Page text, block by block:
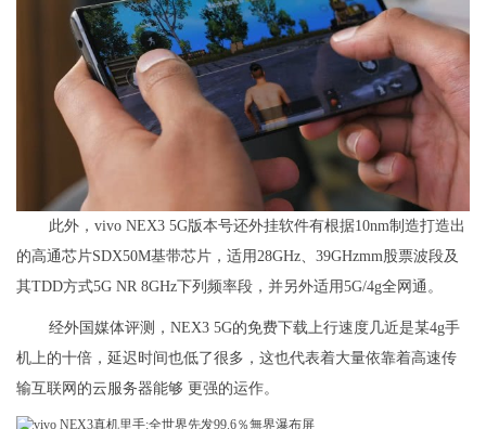
​此外，vivo NEX3 5G版本号还外挂软件有根据10nm制造打造出
的高通芯片SDX50M基带芯片，适用28GHz、39GHzmm股票波段及
其TDD方式5G NR 8GHz下列频率段，并另外适用5G/4g全网通。
经外国媒体评测，NEX3 5G的免费下载上行速度几近是某4g手
机上的十倍，延迟时间也低了很多，这也代表着大量依靠着高速传
输互联网的云服务器能够 更强的运作。